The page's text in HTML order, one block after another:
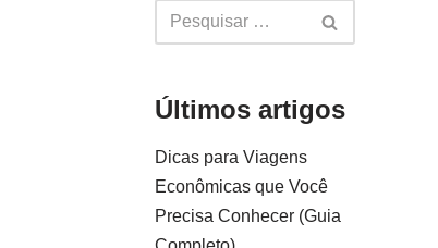
Últimos artigos
Dicas para Viagens
Econômicas que Você
Precisa Conhecer (Guia